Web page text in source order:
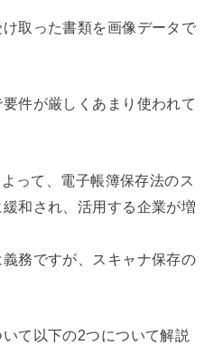
取った書類を画像データで
件が厳しくあまり使われて
って、電子帳簿保存法のス
和され、活用する企業が増
務ですが、スキャナ保存の
て以下の2つについて解説